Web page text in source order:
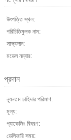
উৎপত্তি স্থল:
পরিচিতিমুলক নাম:
সাক্ষ্যদান:
মডেল নম্বার:
প্রদান
ন্যূনতম চাহিদার পরিমাণ:
মূল্য:
প্যাকেজিং বিবরণ:
ডেলিভারি সময়: